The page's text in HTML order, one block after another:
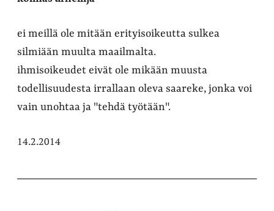
ei meillä ole mitään erityisoikeutta sulkea
silmiään muulta maailmalta.
ihmisoikeudet eivät ole mikään muusta
todellisuudesta irrallaan oleva saareke, jonka voi
vain unohtaa ja "tehdä työtään".
14.2.2014